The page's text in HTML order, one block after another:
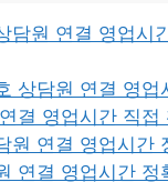
담원 연결 영업시
상담원 연결 영
결 영업시간 직접
원 연결 영업시간
연결 영업시간 정